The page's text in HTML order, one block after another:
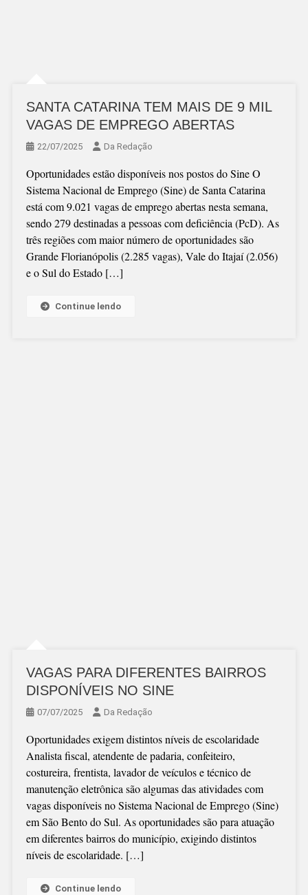
SANTA CATARINA TEM MAIS DE 9 MIL
VAGAS DE EMPREGO ABERTAS
22/07/2025 Da Redação
Oportunidades estão disponíveis nos postos do Sine O
Sistema Nacional de Emprego (Sine) de Santa Catarina
está com 9.021 vagas de emprego abertas nesta semana,
sendo 279 destinadas a pessoas com deficiência (PcD). As
três regiões com maior número de oportunidades são
Grande Florianópolis (2.285 vagas), Vale do Itajaí (2.056)
e o Sul do Estado […]
Continue lendo
VAGAS PARA DIFERENTES BAIRROS
DISPONÍVEIS NO SINE
07/07/2025 Da Redação
Oportunidades exigem distintos níveis de escolaridade
Analista fiscal, atendente de padaria, confeiteiro,
costureira, frentista, lavador de veículos e técnico de
manutenção eletrônica são algumas das atividades com
vagas disponíveis no Sistema Nacional de Emprego (Sine)
em São Bento do Sul. As oportunidades são para atuação
em diferentes bairros do município, exigindo distintos
níveis de escolaridade. […]
Continue lendo